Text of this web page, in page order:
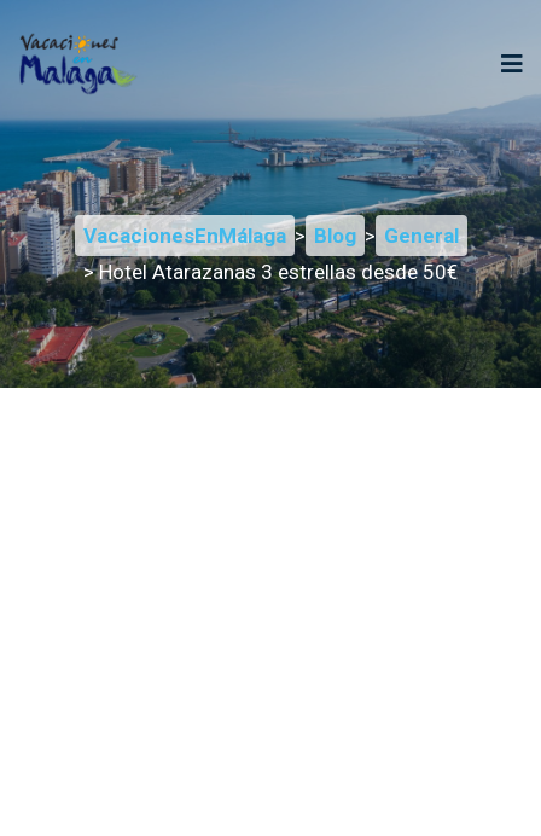
VacacionesEnMálaga > Blog > General
> Hotel Atarazanas 3 estrellas desde 50€